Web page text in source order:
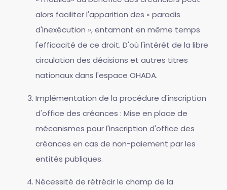
alors faciliter l'apparition des « paradis
d'inexécution », entamant en même temps
l'efficacité de ce droit. D'où l'intérêt de la libre
circulation des décisions et autres titres
nationaux dans l'espace OHADA.
Implémentation de la procédure d'inscription
d'office des créances : Mise en place de
mécanismes pour l'inscription d'office des
créances en cas de non-paiement par les
entités publiques.
Nécessité de rétrécir le champ de la